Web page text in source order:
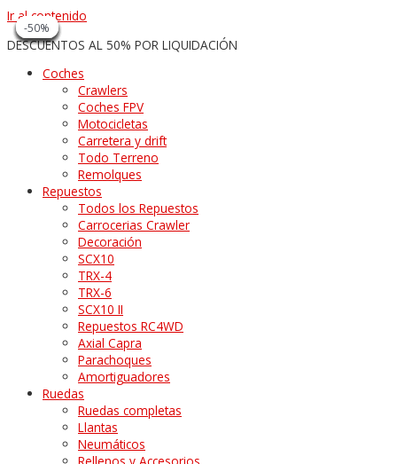
Ir al contenido
DESCUENTOS AL 50% POR LIQUIDACIÓN
Coches
Crawlers
Coches FPV
Motocicletas
Carretera y drift
Todo Terreno
Remolques
Repuestos
Todos los Repuestos
Carrocerias Crawler
Decoración
SCX10
TRX-4
TRX-6
SCX10 II
Repuestos RC4WD
Axial Capra
Parachoques
Amortiguadores
Ruedas
Ruedas completas
Llantas
Neumáticos
-50%
-50%
-50%
-50%
-50%
-50%
-50%
-50%
-50%